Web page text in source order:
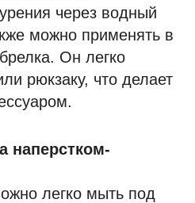
через водный
можно применять в
Он легко
рюкзаку, что делает
наперстком-
легко мыть под